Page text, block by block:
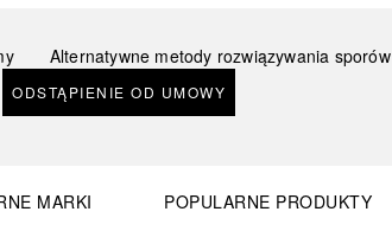
Alternatywne metody rozwiązywania sporów
ODSTĄPIENIE OD UMOWY
MARKI
POPULARNE PRODUKTY